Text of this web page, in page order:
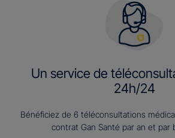
Un service de
24h/24
Bénéficiez de 6 téléconsultations
contrat Gan Santé par an et par